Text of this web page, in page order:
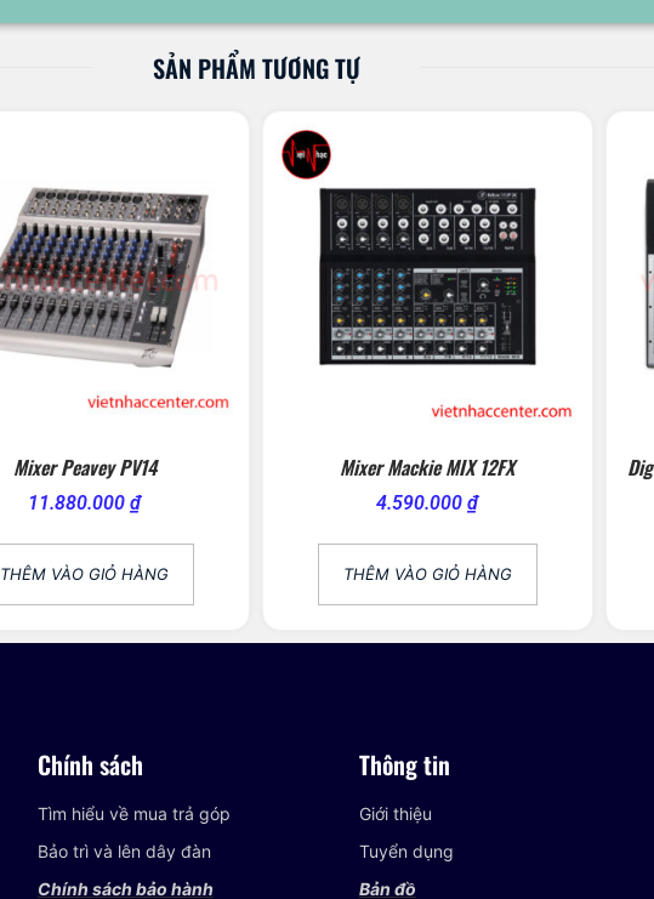
SẢN PHẨM TƯƠNG TỰ
Mixer Peavey PV14
11.880.000₫
THÊM VÀO GIỎ HÀNG
Mixer Mackie MIX 12FX
4.590.000₫
THÊM VÀO GIỎ HÀNG
Chính sách
Tìm hiểu về mua trả góp
Bảo trì và lên dây đàn
Chính sách bảo hành
Thông tin
Giới thiệu
Tuyển dụng
Bản đồ